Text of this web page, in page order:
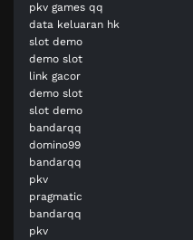
pkv games qq
data keluaran hk
slot demo
demo slot
link gacor
demo slot
slot demo
bandarqq
domino99
bandarqq
pkv
pragmatic
bandarqq
pkv